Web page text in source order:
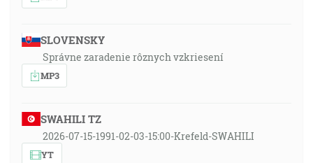
SLOVENSKY
Správne zaradenie rôznych vzkriesení
MP3
SWAHILI TZ
2026-07-15-1991-02-03-15:00-Krefeld-SWAHILI
YT